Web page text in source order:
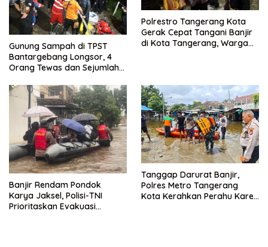
Gunung Sampah di TPST
Bantargebang Longsor, 4
Orang Tewas dan Sejumlah
Polrestro Tangerang Kota
Gerak Cepat Tangani Banjir
di Kota Tangerang, Warga
Banjir Rendam Pondok
Karya Jaksel, Polisi-TNI
Prioritaskan Evakuasi
Tanggap Darurat Banjir,
Polres Metro Tangerang
Kota Kerahkan Perahu Karet